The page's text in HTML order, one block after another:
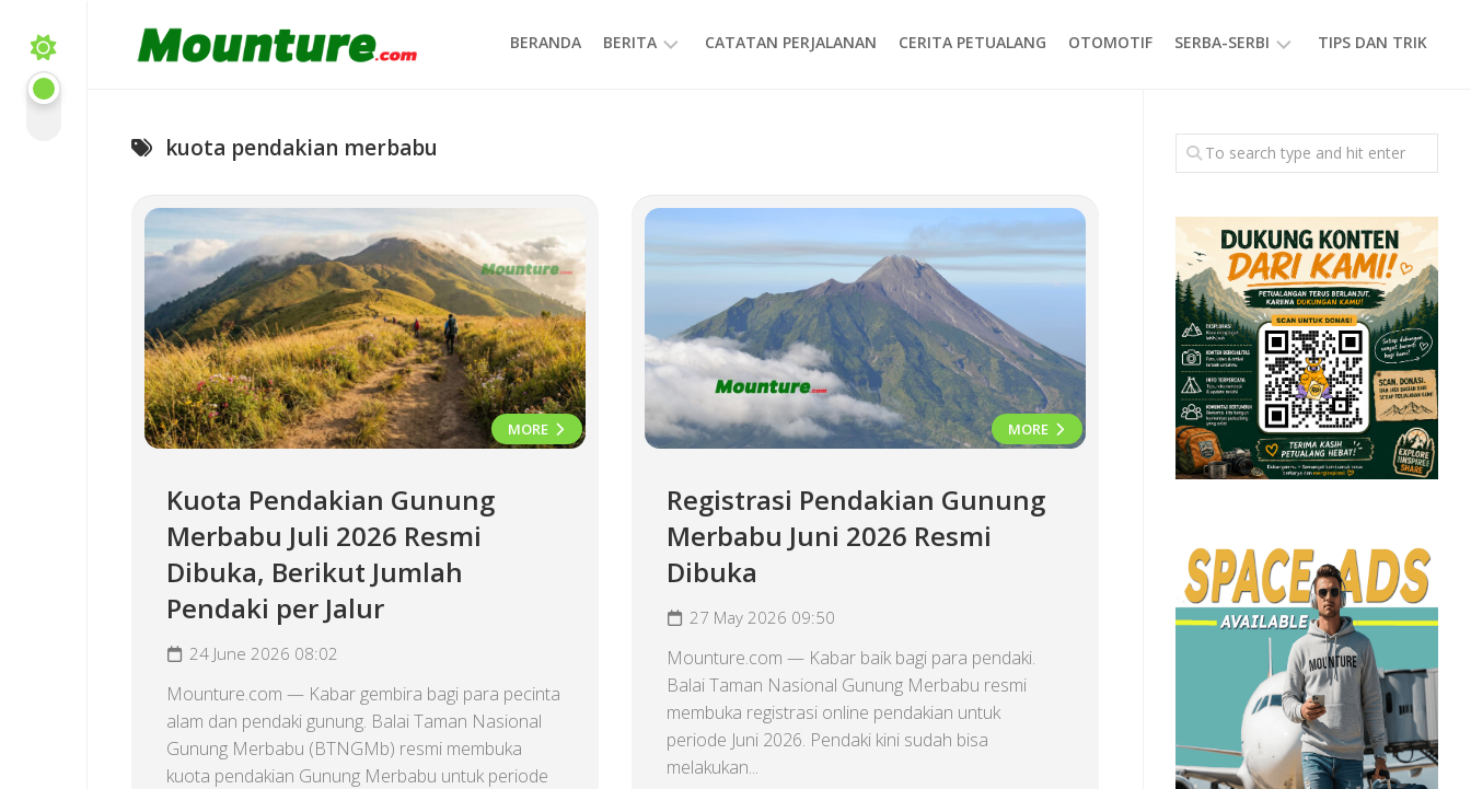
content
BERANDA BERITA CATATAN PERJALANAN CERITA PETUALANG OTOMOTIF SERBA-SERBI
GAYA
HIDUP
TIPS DAN TRIK
kuota pendakian merbabu
MORE
Kuota Pendakian Gunung
Merbabu Juli 2026 Resmi
Dibuka, Berikut Jumlah
Pendaki per Jalur
24 June 2026 08:02
Mounture.com — Kabar gembira bagi para pecinta
alam dan pendaki gunung. Balai Taman Nasional
Gunung Merbabu (BTNGMb) resmi membuka
kuota pendakian Gunung Merbabu untuk periode
MORE
Registrasi Pendakian Gunung
Merbabu Juni 2026 Resmi
Dibuka
27 May 2026 09:50
Mounture.com — Kabar baik bagi para pendaki.
Balai Taman Nasional Gunung Merbabu resmi
membuka registrasi online pendakian untuk
periode Juni 2026. Pendaki kini sudah bisa
melakukan...